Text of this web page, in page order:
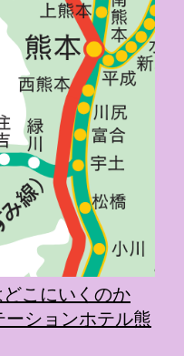
こにいくのか
ーションホテル熊